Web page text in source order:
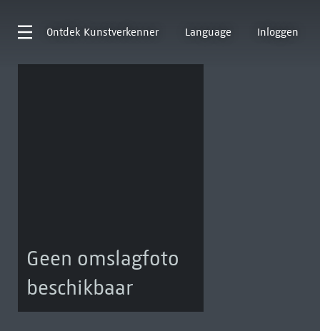
Ontdek Kunstverkenner Language Inloggen
Geen omslagfoto
beschikbaar